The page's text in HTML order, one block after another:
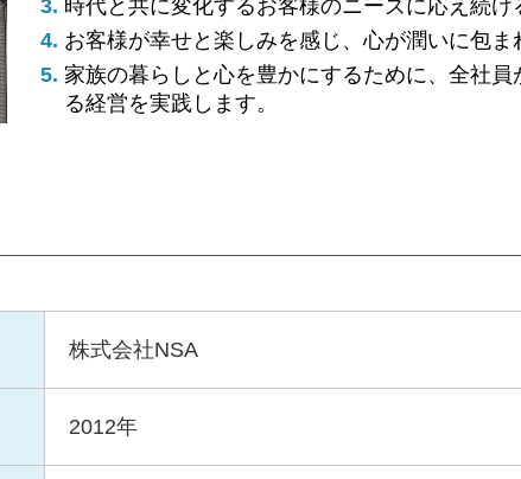
時代と共に変化するお客様のニーズに応え続け
お客様が幸せと楽しみを感じ、心が潤いに包ま
家族の暮らしと心を豊かにするために、全社
る経営を実践します。
株式会社NSA
2012年